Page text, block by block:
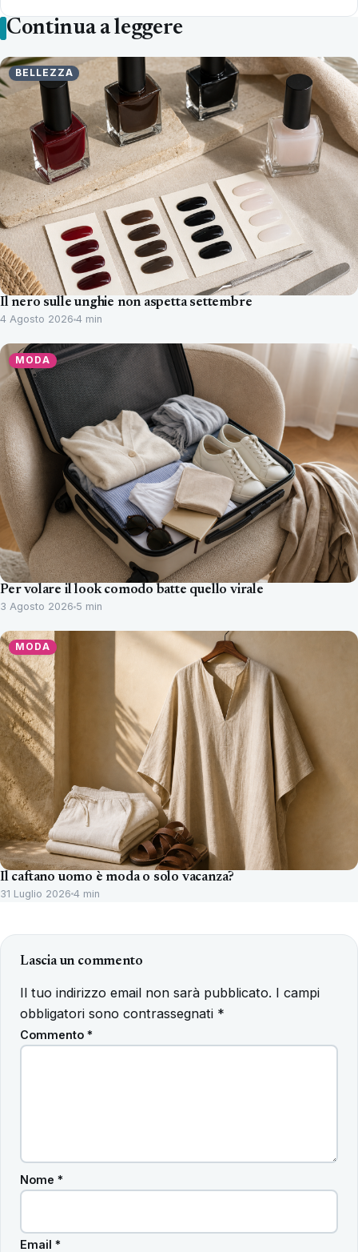
Continua a leggere
BELLEZZA
Il nero sulle unghie non aspetta settembre
4 Agosto 2026 4 min
MODA
Per volare il look comodo batte quello virale
3 Agosto 2026 5 min
MODA
Il caftano uomo è moda o solo vacanza?
31 Luglio 2026 4 min
Lascia un commento
Il tuo indirizzo email non sarà pubblicato. I campi
obbligatori sono contrassegnati *
Commento *
Nome *
Email *